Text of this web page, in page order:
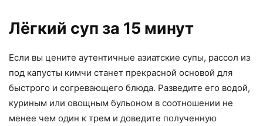
Лёгкий суп за 15 минут
Если вы цените аутентичные азиатские супы, рассол из
под капусты кимчи станет прекрасной основой для
быстрого и согревающего блюда. Разведите его водой,
куриным или овощным бульоном в соотношении не
менее чем один к трем и доведите полученную